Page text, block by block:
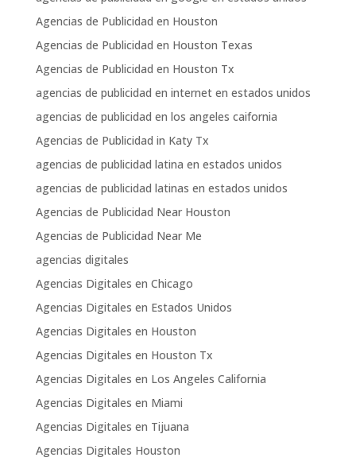
Agencias de Publicidad en Houston
Agencias de Publicidad en Houston Texas
Agencias de Publicidad en Houston Tx
agencias de publicidad en internet en estados unidos
agencias de publicidad en los angeles caifornia
Agencias de Publicidad in Katy Tx
agencias de publicidad latina en estados unidos
agencias de publicidad latinas en estados unidos
Agencias de Publicidad Near Houston
Agencias de Publicidad Near Me
agencias digitales
Agencias Digitales en Chicago
Agencias Digitales en Estados Unidos
Agencias Digitales en Houston
Agencias Digitales en Houston Tx
Agencias Digitales en Los Angeles California
Agencias Digitales en Miami
Agencias Digitales en Tijuana
Agencias Digitales Houston